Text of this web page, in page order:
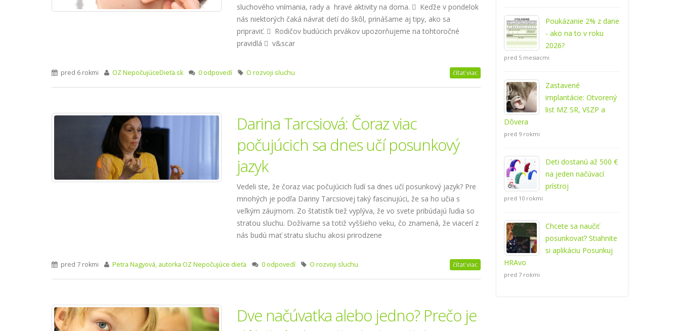
sluchového vnímania, rady a hravé aktivity na doma.  Keďže v pondelok
nás niektorých čaká návrat detí do škôl, prinášame aj tipy, ako sa
pripraviť.  Rodičov budúcich prvákov upozorňujeme na tohtoročné
pravidlá  v&scar
pred 6 rokmi OZ NepočujúceDieťa.sk 0 odpovedí O rozvoji sluchu čítať viac
Darina Tarcsiová: Čoraz viac
počujúcich sa dnes učí posunkový
jazyk
Vedeli ste, že čoraz viac počujúcich ľudí sa dnes učí posunkový jazyk? Pre
mnohých je podľa Dariny Tarcsiovej taký fascinujúci, že sa ho učia s
veľkým záujmom. Zo štatistík tiež vyplýva, že vo svete pribúdajú ľudia so
stratou sluchu. Dožívame sa totiž vyššieho veku, čo znamená, že viacerí z
nás budú mať stratu sluchu akosi prirodzene
pred 7 rokmi Petra Nagyová, autorka OZ Nepočujúce dieťa 0 odpovedí O rozvoji sluchu čítať viac
Dve načúvatka alebo jedno? Prečo je
Poukázanie 2% z dane
- ako na to v roku
2026?
pred 5 mesiacmi
Zastavené
implantácie: Otvorený
list MZ SR, VšZP a
Dôvera
pred 9 rokmi
Deti dostanú až 500 €
na jeden načúvací
prístroj
pred 10 rokmi
Chcete sa naučiť
posunkovať? Stiahnite
si aplikáciu Posunkuj
HRAvo
pred 7 rokmi